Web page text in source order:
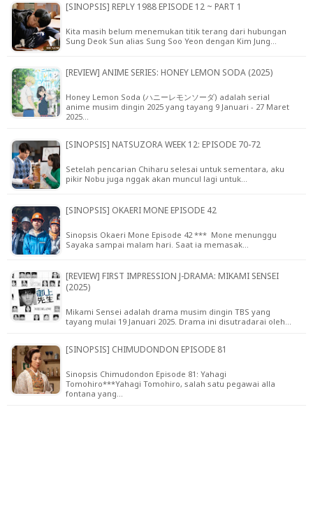
[SINOPSIS] REPLY 1988 EPISODE 12 ~ PART 1
Kita masih belum menemukan titik terang dari hubungan
Sung Deok Sun alias Sung Soo Yeon dengan Kim Jung…
[REVIEW] ANIME SERIES: HONEY LEMON SODA (2025)
Honey Lemon Soda (ハニーレモンソーダ) adalah serial
anime musim dingin 2025 yang tayang 9 Januari - 27 Maret
2025…
[SINOPSIS] NATSUZORA WEEK 12: EPISODE 70-72
Setelah pencarian Chiharu selesai untuk sementara, aku
pikir Nobu juga nggak akan muncul lagi untuk…
[SINOPSIS] OKAERI MONE EPISODE 42
Sinopsis Okaeri Mone Episode 42 *** Mone menunggu
Sayaka sampai malam hari. Saat ia memasak…
[REVIEW] FIRST IMPRESSION J-DRAMA: MIKAMI SENSEI
(2025)
Mikami Sensei adalah drama musim dingin TBS yang
tayang mulai 19 Januari 2025. Drama ini disutradarai oleh…
[SINOPSIS] CHIMUDONDON EPISODE 81
Sinopsis Chimudondon Episode 81: Yahagi
Tomohiro***Yahagi Tomohiro, salah satu pegawai alla
fontana yang…